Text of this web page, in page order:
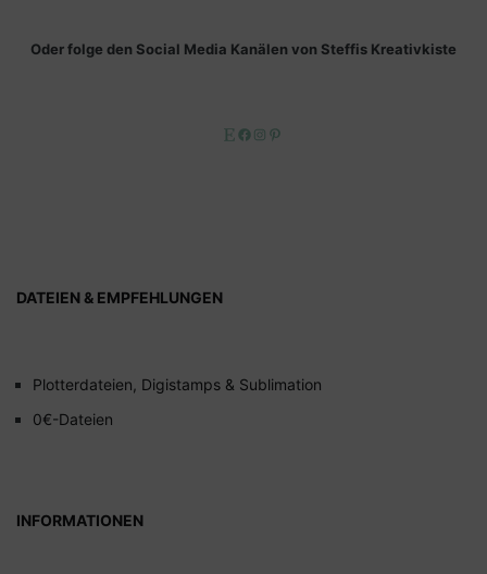
Oder folge den Social Media Kanälen von Steffis Kreativkiste
EtsyFacebook
Instagram
DATEIEN & EMPFEHLUNGEN
Plotterdateien, Digistamps & Sublimation
0€-Dateien
INFORMATIONEN